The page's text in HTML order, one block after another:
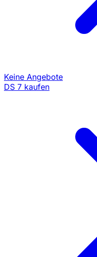
Keine Angebote
DS 7 kaufen